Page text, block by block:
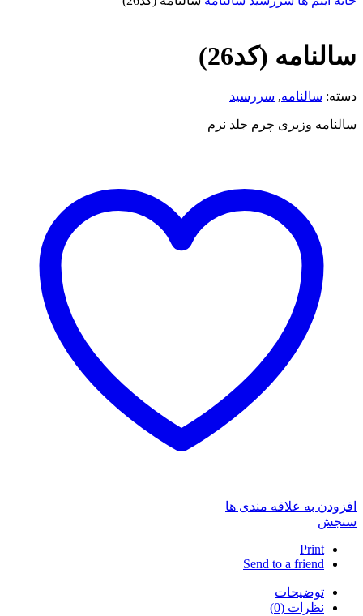
سالنامه (کد26)
دسته: سالنامه, سررسید
سالنامه وزیری چرم جلد نرم
افزودن به علاقه مندی ها
سنجش
Print
Send to a friend
توضیحات
نظرات (0)